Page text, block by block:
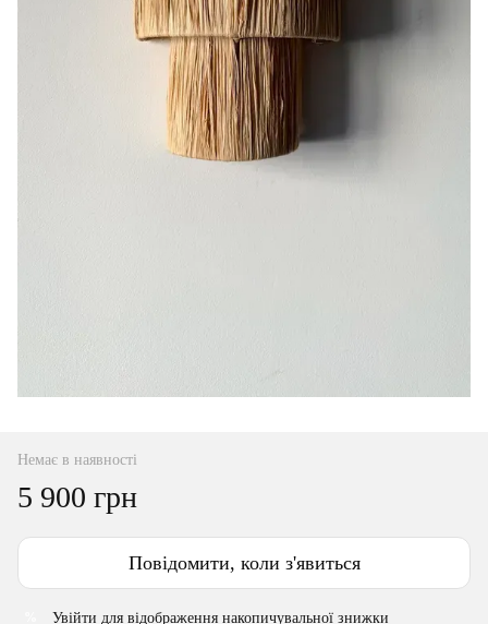
Немає в наявності
5 900 грн
Повідомити, коли з'явиться
Увійти для відображення накопичувальної знижки